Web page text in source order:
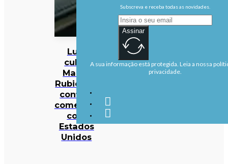
Lula
culpa
Marco
Rubio por
conflito
comercial
com
Estados
Unidos
Subscreva e receba todas as novidades.
Assinar
A sua informação está protegida. Leia a nossa
privacidade.